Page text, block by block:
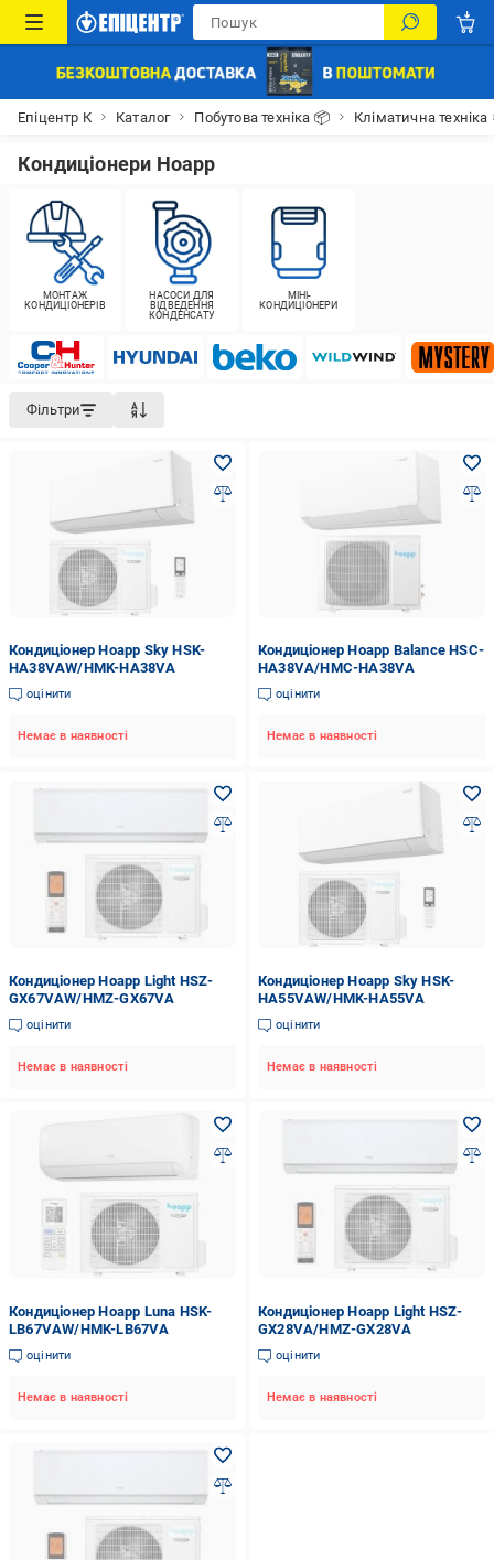
Епіцентр К Каталог Побутова техніка 📦 Кліматична
Кондиціонери Hoapp
МОНТАЖ
КОНДИЦІОНЕРІВ
НАСОСИ ДЛЯ
ВІДВЕДЕННЯ
КОНДЕНСАТУ
МІНІ-
КОНДИЦІОНЕРИ
Фільтри
Кондиціонер Hoapp Sky HSK-
HA38VAW/HMK-HA38VA
оцінити
Немає в наявності
Кондиціонер Hoapp Balance HSC-
HA38VA/HMC-HA38VA
оцінити
Немає в наявності
Кондиціонер Hoapp Light HSZ-
GX67VAW/HMZ-GX67VA
оцінити
Немає в наявності
Кондиціонер Hoapp Sky HSK-
HA55VAW/HMK-HA55VA
оцінити
Немає в наявності
Кондиціонер Hoapp Luna HSK-
LB67VAW/HMK-LB67VA
оцінити
Немає в наявності
Кондиціонер Hoapp Light HSZ-
GX28VA/HMZ-GX28VA
оцінити
Немає в наявності